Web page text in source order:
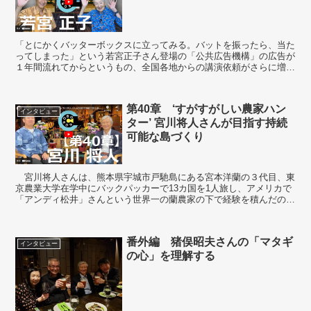
「とにかくバッターボックスに立ってみる。バットを振ったら、当た
ってしまった」という若宮正子さん登場の「公共広告機構」の広告が
１年間流れてからというもの、全国各地からの講演依頼がさらに増加
インタビュー
第40章 ‘すがすがしい農家ハン
ター’ 宮川将人さんが目指す持続
可能な島づくり
宮川将人さんは、熊本県宇城市戸馳島にある宮本洋蘭の３代目、東
京農業大学在学中にバックパッカーで13カ国を1人旅し、アメリカで
「アンディ松井」さんという世界一の蘭農家の下で経験を積んだの
インタビュー
番外編 猪俣昭夫さんの「マタギ
の心」を理解する